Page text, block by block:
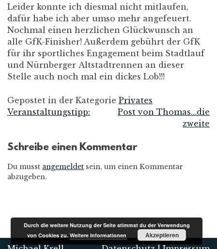
Leider konnte ich diesmal nicht mitlaufen,
dafür habe ich aber umso mehr angefeuert.
Nochmal einen herzlichen Glückwunsch an
alle GfK-Finisher! Außerdem gebührt der GfK
für ihr sportliches Engagement beim Stadtlauf
und Nürnberger Altstadtrennen an dieser
Stelle auch noch mal ein dickes Lob!!!
Gepostet in der Kategorie Privates
Navigation
Veranstaltungstipp:
Post von Thomas…die
zweite
Schreibe einen Kommentar
Du musst angemeldet sein, um einen Kommentar
abzugeben.
Durch die weitere Nutzung der Seite stimmst du der Verwendung
von Cookies zu.Weitere Informationen Akzeptieren